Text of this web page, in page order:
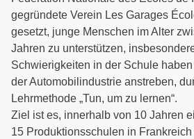
gegründete Verein Les Garages
gesetzt, junge Menschen im Alter
Jahren zu unterstützen,
Schwierigkeiten in der Schule
der Automobilindustrie anstreben,
Lehrmethode „Tun, um zu lernen“.
Ziel ist es, innerhalb von 10 Jahren
15 Produktionsschulen in